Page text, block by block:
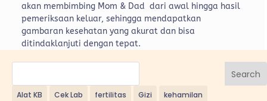
akan membimbing Mom & Dad dari awal hingga hasil
pemeriksaan keluar, sehingga mendapatkan
gambaran kesehatan yang akurat dan bisa
ditindaklanjuti dengan tepat.
Search
Alat KB Cek Lab fertilitas Gizi kehamilan